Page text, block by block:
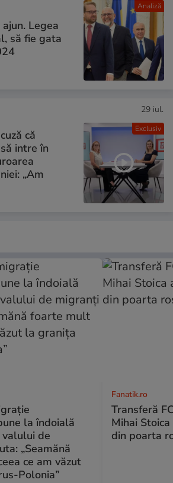
Analiză
Legea
să fie gata
Exclusiv
29 iul.
că
intre în
„Am
la îndoială
de
„Seamănă
ce am văzut
Polonia”
Fanatik.ro
Transferă
Mihai
din poarta